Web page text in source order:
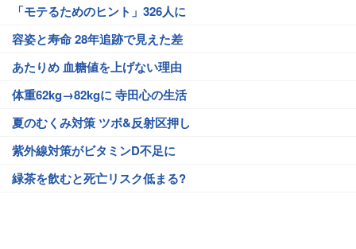
「モテるためのヒント」326人に
容姿と寿命 28年追跡で見えた差
あたりめ 血糖値を上げない理由
体重62kg→82kgに 寺田心の生活
夏のむくみ対策 ツボ&反射区押し
紫外線対策がビタミンD不足に
緑茶を飲むと死亡リスク低まる?